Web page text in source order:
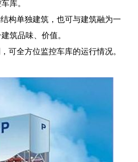
库。
构单独建筑，也可与建筑融为一
筑品味、价值。
可全方位监控车库的运行情况。